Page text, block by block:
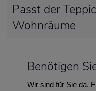
Passt der
Wohnräume
Benötigen
Wir sind für Sie da.